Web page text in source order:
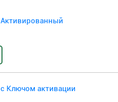
Ключом активации